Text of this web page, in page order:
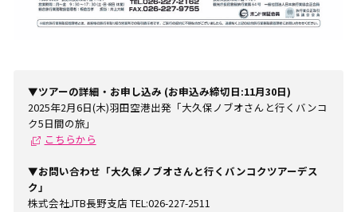
▼ツアーの詳細・お申し込み (お申込み締切日:11月30日)
2025年2月6日(木)羽田空港出発「大久保ノブオさんと行くバンコ
ク5日間の旅」
こちらから
▼お問い合わせ「大久保ノブオさんと行くバンコクツアーデス
ク」
株式会社JTB長野支店 TEL:026-227-2511